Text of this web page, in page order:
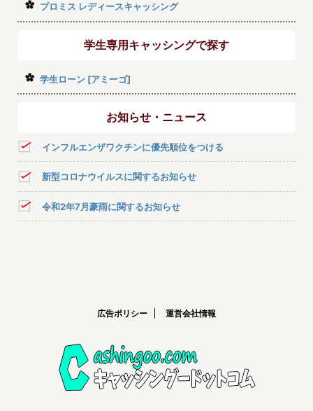
プロミス レディースキャッシング
学生専用キャッシングで探す
学生ローン [アミーゴ]
お知らせ・ニュース
インフルエンザワクチンに優先順位をつける
新型コロナウイルスに関するお知らせ
令和2年7月豪雨に関するお知らせ
広告ポリシー 運営会社情報